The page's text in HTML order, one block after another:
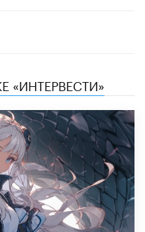
«ИНТЕРВЕСТИ»